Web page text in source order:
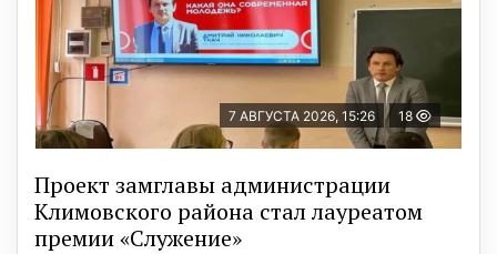
7 АВГУСТА 2026, 15:26 18
Проект замглавы администрации
Климовского района стал лауреатом
премии «Служение»